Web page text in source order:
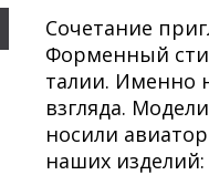
Сочетание
Форменный
талии. Именно
взгляда.
носили
наших изделий: